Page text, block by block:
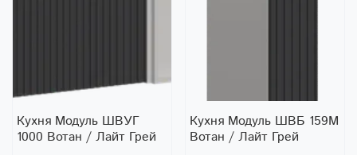
Кухня Модуль ШВУГ
1000 Вотан / Лайт Грей
Кухня Модуль ШВБ 159М
Вотан / Лайт Грей